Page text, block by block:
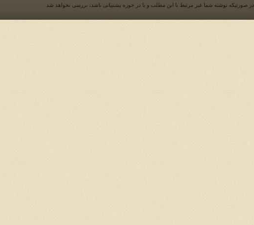
در صورتیکه نوشته شما غیر مرتبط با این مطلب و یا در حوزه پشتیبانی باشد، بررسی نخواهد شد